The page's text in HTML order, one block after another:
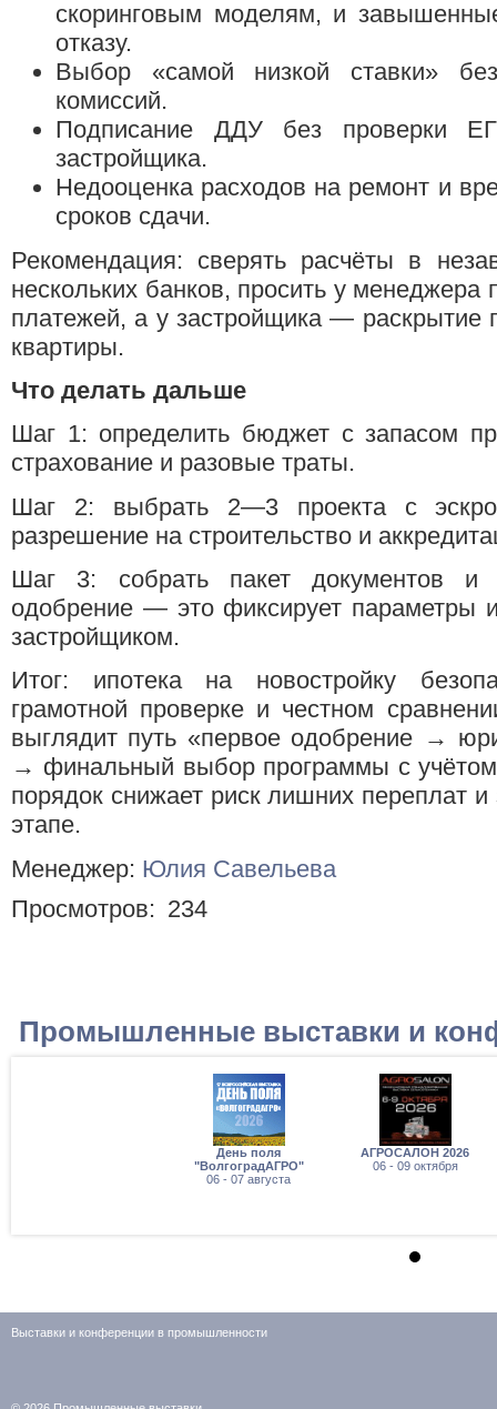
скоринговым моделям, и
отказу.
Выбор «самой низкой ставки»
комиссий.
Подписание ДДУ без проверки
застройщика.
Недооценка расходов на ремонт и
сроков сдачи.
Рекомендация: сверять расчёты в
нескольких банков, просить у
платежей, а у застройщика — раскрытие
квартиры.
Что делать дальше
Шаг 1: определить бюджет с запасом
страхование и разовые траты.
Шаг 2: выбрать 2—3 проекта с
разрешение на строительство и
Шаг 3: собрать пакет документов и
одобрение — это фиксирует параметры
застройщиком.
Итог: ипотека на новостройку
грамотной проверке и честном
выглядит путь «первое одобрение →
→ финальный выбор программы с учётом
порядок снижает риск лишних переплат
этапе.
Менеджер: Юлия Савельева
Просмотров: 234
Промышленные выставки и
День поля
"ВолгоградАГРО"
06 - 07 августа
АГРОСАЛОН 2026
06 - 09 октября
Выставки и конференции в промышленности